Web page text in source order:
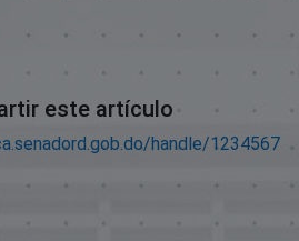
este artículo
handle/1234567